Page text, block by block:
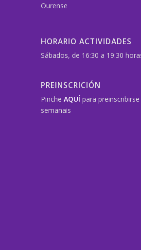
Ourense
HORARIO ACTIVIDADES
Sábados, de 16:30 a 19:30
PREINSCRICIÓN
PincheAQUÍ para
semanais